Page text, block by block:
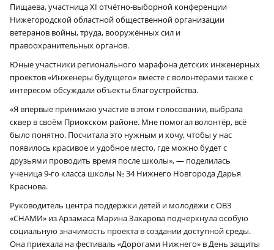
Пищаева, участница XI отчётно-выборной конференции
Нижегородской областной общественной организации
ветеранов войны, труда, вооружённых сил и
правоохранительных органов.
Юные участники регионального марафона детских инженерных
проектов «Инженеры будущего» вместе с волонтёрами также с
интересом обсуждали объекты благоустройства.
«Я впервые принимаю участие в этом голосовании, выбрала
сквер в своём Приокском районе. Мне помогал волонтёр, всё
было понятно. Посчитала это нужным и хочу, чтобы у нас
появилось красивое и удобное место, где можно будет с
друзьями проводить время после школы», — поделилась
ученица 9‑го класса школы № 34 Нижнего Новгорода Дарья
Краснова.
Руководитель центра поддержки детей и молодёжи с ОВЗ
«СНАМИ» из Арзамаса Марина Захарова подчеркнула особую
социальную значимость проекта в создании доступной среды.
Она приехала на фестиваль «Дорогами Нижнего» в День защиты